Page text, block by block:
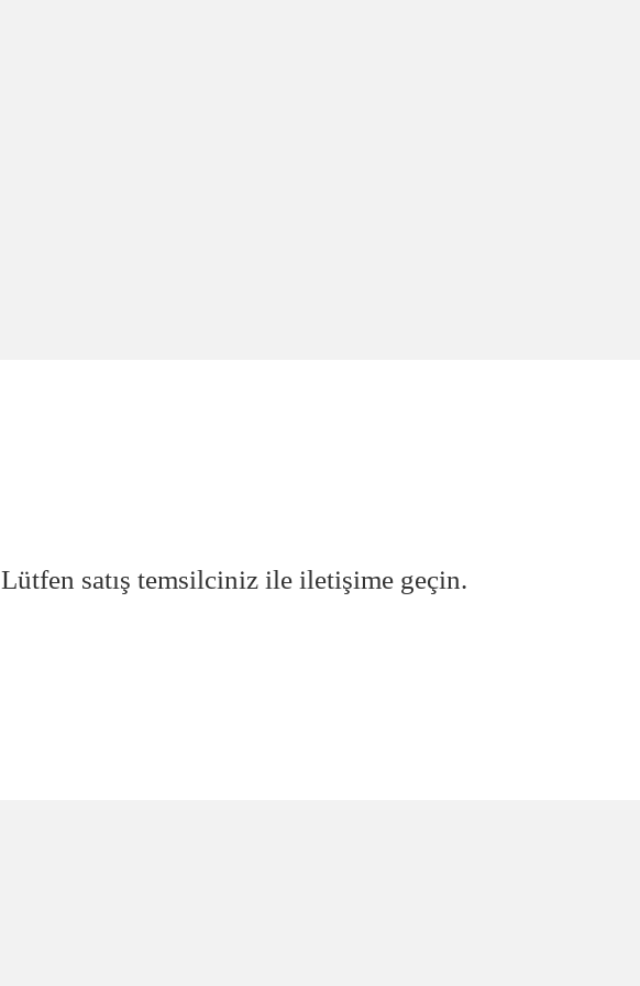
Lütfen satış temsilciniz ile iletişime geçin.